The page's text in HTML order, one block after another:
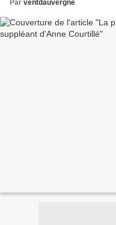
Par ventdauvergne